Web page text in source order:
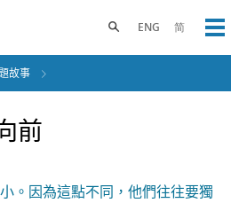
ENG 简
Toggle search panel
故事
前
。因為這點不同，他們往往要獨